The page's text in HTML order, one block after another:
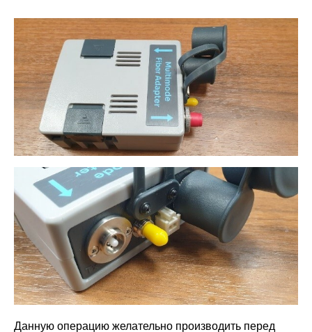
Данную операцию желательно производить перед